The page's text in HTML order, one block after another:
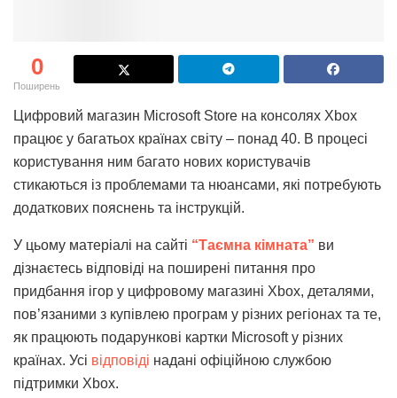
0
Поширень
Цифровий магазин Microsoft Store на консолях Xbox
працює у багатьох країнах світу – понад 40. В процесі
користування ним багато нових користувачів
стикаються із проблемами та нюансами, які потребують
додаткових пояснень та інструкцій.
У цьому матеріалі на сайті “Таємна кімната” ви
дізнаєтесь відповіді на поширені питання про
придбання ігор у цифровому магазині Xbox, деталями,
пов’язаними з купівлею програм у різних регіонах та те,
як працюють подарункові картки Microsoft у різних
країнах. Усі відповіді надані офіційною службою
підтримки Xbox.